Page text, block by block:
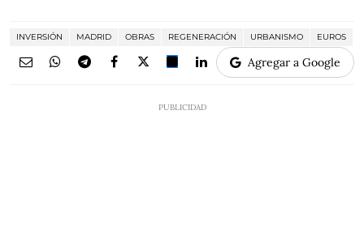
INVERSIÓN MADRID OBRAS REGENERACIÓN URBANISMO EUROS
Agregar a Google